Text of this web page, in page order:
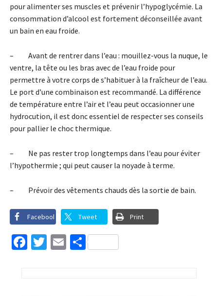
pour alimenter ses muscles et prévenir l’hypoglycémie. La
consommation d’alcool est fortement déconseillée avant
un bain en eau froide.
– Avant de rentrer dans l’eau : mouillez-vous la nuque, le
ventre, la tête ou les bras avec de l’eau froide pour
permettre à votre corps de s’habituer à la fraîcheur de l’eau.
Le port d’une combinaison est recommandé. La différence
de température entre l’air et l’eau peut occasionner une
hydrocution, il est donc essentiel de respecter ses conseils
pour pallier le choc thermique.
– Ne pas rester trop longtemps dans l’eau pour éviter
l’hypothermie ; qui peut causer la noyade à terme.
– Prévoir des vêtements chauds dès la sortie de bain.
Facebook Tweet Print
Facebook
Twitter
EmailPartager